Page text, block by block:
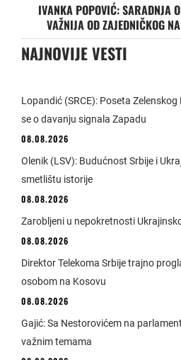
IVANKA POPOVIĆ: SARADNJA
VAŽNIJA OD ZAJEDNIČKOG
NAJNOVIJE VESTI
Lopandić (SRCE): Poseta
se o davanju signala Zapadu
08.08.2026
Olenik (LSV): Budućnost Srbije i
smetlištu istorije
08.08.2026
Zarobljeni u nepokretnosti
08.08.2026
Direktor Telekoma Srbije trajno
osobom na Kosovu
08.08.2026
Gajić: Sa Nestorovićem na
važnim temama